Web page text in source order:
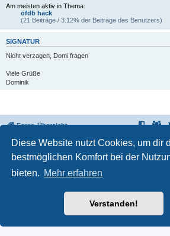
Diese Website nutzt Cookies, um dir
bestmöglichen Komfort bei der
bieten. Mehr erfahren
Verstanden!
Am meisten aktiv in Thema:
ofdb hack
(21 Beiträge / 3.12% der Beiträge des Benutzers)
SIGNATUR
Nicht verzagen, Domi fragen
Viele Grüße
Dominik
Foren-Übersicht
Powered byphpBB® Forum Software ©
Deutsche Übersetzung durch